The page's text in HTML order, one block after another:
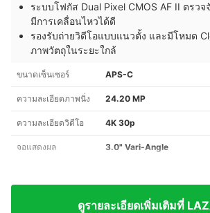
ระบบโฟกัส Dual Pixel CMOS AF II ตรว
มีการเคลื่อนไหวได้ดี
รองรับถ่ายวิดีโอแบบแนวตั้ง และมีโหมด
ภาพวัตถุในระยะใกล้
ขนาดเซ็นเซอร์ APS-C
ความละเอียดภาพนิ่ง 24.20 MP
ความละเอียดวิดีโอ 4K 30p
จอแสดงผล 3.0" Vari-Angle
ดูรายละเอียดเพิ่มเติมที่